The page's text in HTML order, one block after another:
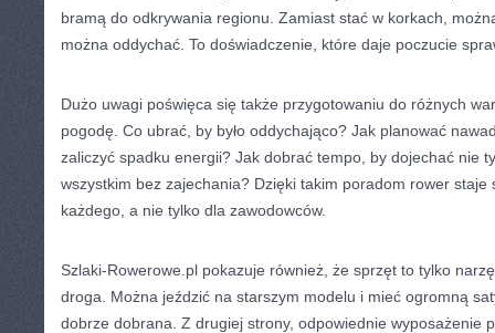
bramą do odkrywania regionu. Zamiast stać w korkach,
można oddychać. To doświadczenie, które daje poczucie
Dużo uwagi poświęca się także przygotowaniu do różnych
pogodę. Co ubrać, by było oddychająco? Jak planować
zaliczyć spadku energii? Jak dobrać tempo, by dojechać nie
wszystkim bez zajechania? Dzięki takim poradom rower staje
każdego, a nie tylko dla zawodowców.
Szlaki-Rowerowe.pl pokazuje również, że sprzęt to tylko
droga. Można jeździć na starszym modelu i mieć ogromną
dobrze dobrana. Z drugiej strony, odpowiednie wyposażenie